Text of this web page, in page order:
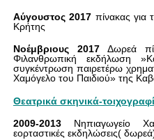
Αύγουστος 2017 πίνακας για
Κρήτης
Νοέμβριους 2017Δωρεά
Φιλανθρωπική εκδήλωση
συγκέντρωση παιρετέρω
Χαμόγελο του Παιδιού» της
Θεατρικά σκηνικά-
2009-2013Νηπιαγωγείο
εορταστικές εκδηλώσεις(